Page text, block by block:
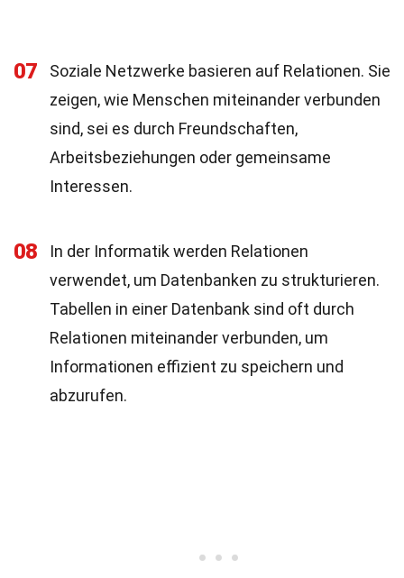
07
Soziale Netzwerke basieren auf Relationen. Sie
zeigen, wie Menschen miteinander verbunden
sind, sei es durch Freundschaften,
Arbeitsbeziehungen oder gemeinsame
Interessen.
08
In der Informatik werden Relationen
verwendet, um Datenbanken zu strukturieren.
Tabellen in einer Datenbank sind oft durch
Relationen miteinander verbunden, um
Informationen effizient zu speichern und
abzurufen.